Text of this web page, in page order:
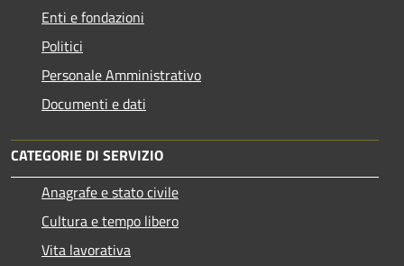
Enti e fondazioni
Politici
Personale Amministrativo
Documenti e dati
CATEGORIE DI SERVIZIO
Anagrafe e stato civile
Cultura e tempo libero
Vita lavorativa